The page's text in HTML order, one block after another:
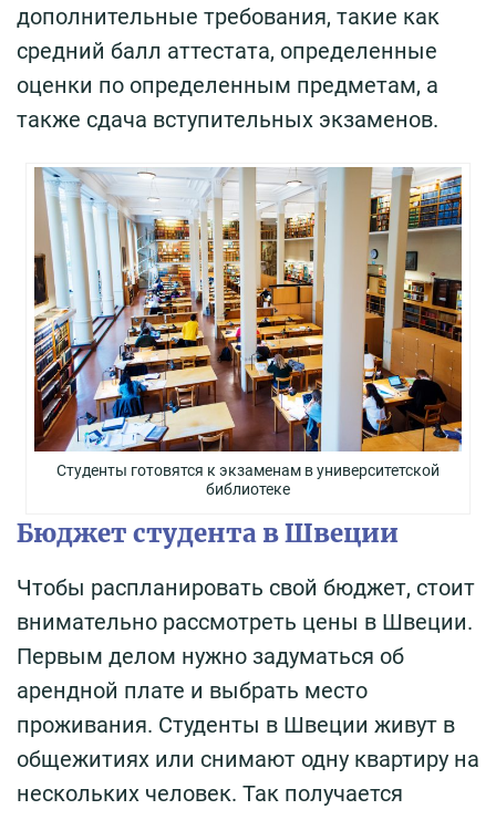
дополнительные требования, такие как
средний балл аттестата, определенные
оценки по определенным предметам, а
также сдача вступительных экзаменов.
Студенты готовятся к экзаменам в университетской
библиотеке
Бюджет студента в Швеции
Чтобы распланировать свой бюджет, стоит
внимательно рассмотреть цены в Швеции.
Первым делом нужно задуматься об
арендной плате и выбрать место
проживания. Студенты в Швеции живут в
общежитиях или снимают одну квартиру на
нескольких человек. Так получается